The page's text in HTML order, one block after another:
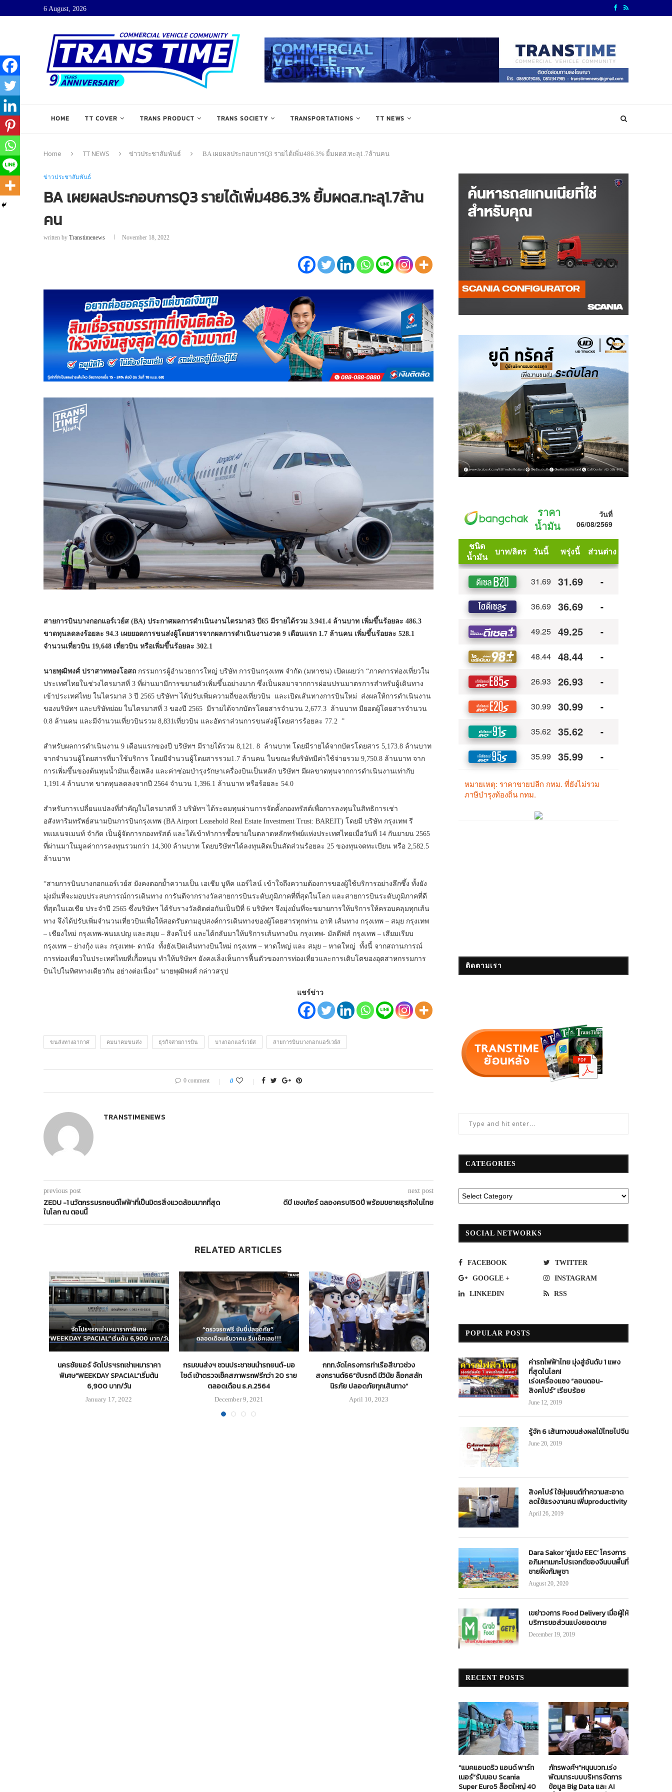
6 August, 2026
HOME TT COVER TRANS PRODUCT TRANS SOCIETY TRANSPORTATIONS TT NEWS
Home TT NEWS ข่าวประชาสัมพันธ์ BA เผยผลประกอบการQ3 รายได้เพิ่ม486.3% ยิ้มผดส.ทะลุ1.7ล้านคน
ข่าวประชาสัมพันธ์
BA เผยผลประกอบการQ3 รายได้เพิ่ม486.3% ยิ้มผดส.ทะลุ1.7ล้าน
คน
written by Transtimenews November 18, 2022
สายการบินบางกอกแอร์เวย์ส (BA) ประกาศผลการดำเนินงานไตรมาส3 ปี65 มีรายได้รวม 3.941.4 ล้านบาท เพิ่มขึ้นร้อยละ 486.3
ขาดทุนลดลงร้อยละ 94.3 เผยยอดการขนส่งผู้โดยสารจากผลการดำเนินงานงวด 9 เดือนแรก 1.7 ล้านคน เพิ่มขึ้นร้อยละ 528.1
จำนวนเที่ยวบิน 19,648 เที่ยวบิน หรือเพิ่มขึ้นร้อยละ 302.1
นายพุฒิพงศ์ ปราสาททองโอสถ กรรมการผู้อำนวยการใหญ่ บริษัท การบินกรุงเทพ จำกัด (มหาชน) เปิดเผยว่า “ภาคการท่องเที่ยวใน
ประเทศไทยในช่วงไตรมาสที่ 3 ที่ผ่านมามีการขยายตัวเพิ่มขึ้นอย่างมาก ซึ่งเป็นผลมาจากการผ่อนปรนมาตรการสำหรับผู้เดินทาง
เข้าประเทศไทย ในไตรมาส 3 ปี 2565 บริษัทฯ ได้ปรับเพิ่มความถี่ของเที่ยวบิน และเปิดเส้นทางการบินใหม่ ส่งผลให้การดำเนินงาน
ของบริษัทฯ และบริษัทย่อย ในไตรมาสที่ 3 ของปี 2565 มีรายได้จากบัตรโดยสารจำนวน 2,677.3 ล้านบาท มียอดผู้โดยสารจำนวน
0.8 ล้านคน และมีจำนวนเที่ยวบินรวม 8,831เที่ยวบิน และอัตราส่วนการขนส่งผู้โดยสารร้อยละ 77.2 ”
สำหรับผลการดำเนินงาน 9 เดือนแรกของปี บริษัทฯ มีรายได้รวม 8,121. 8 ล้านบาท โดยมีรายได้จากบัตรโดยสาร 5,173.8 ล้านบาท
จากจำนวนผู้โดยสารที่มาใช้บริการ โดยมีจำนวนผู้โดยสารรวม1.7 ล้านคน ในขณะที่บริษัทมีค่าใช้จ่ายรวม 9,750.8 ล้านบาท จาก
การเพิ่มขึ้นของต้นทุนน้ำมันเชื้อเพลิง และค่าซ่อมบำรุงรักษาเครื่องบินเป็นหลัก บริษัทฯ มีผลขาดทุนจากการดำเนินงานเท่ากับ
1,191.4 ล้านบาท ขาดทุนลดลงจากปี 2564 จำนวน 1,396.1 ล้านบาท หรือร้อยละ 54.0
สำหรับการเปลี่ยนแปลงที่สำคัญในไตรมาสที่ 3 บริษัทฯ ได้ระดมทุนผ่านการจัดตั้งกองทรัสต์เพื่อการลงทุนในสิทธิการเช่า
อสังหาริมทรัพย์สนามบินการบินกรุงเทพ (BA Airport Leasehold Real Estate Investment Trust: BAREIT) โดยมี บริษัท กรุงเทพ รี
ทแมเนจเมนท์ จำกัด เป็นผู้จัดการกองทรัสต์ และได้เข้าทำการซื้อขายในตลาดหลักทรัพย์แห่งประเทศไทยเมื่อวันที่ 14 กันยายน 2565
ที่ผ่านมาในมูลค่าการลงทุนรวมกว่า 14,300 ล้านบาท โดยบริษัทฯได้ลงทุนคิดเป็นสัดส่วนร้อยละ 25 ของทุนจดทะเบียน หรือ 2,582.5
ล้านบาท
“สายการบินบางกอกแอร์เวย์ส ยังคงตอกย้ำความเป็น เอเชีย บูทีค แอร์ไลน์ เข้าใจถึงความต้องการของผู้ใช้บริการอย่างลึกซึ้ง ทั้งยัง
มุ่งมั่นที่จะมอบประสบการณ์การเดินทาง การันตีจากรางวัลสายการบินระดับภูมิภาคที่ที่สุดในโลก และสายการบินระดับภูมิภาคที่ดี
ที่สุดในเอเชีย ประจำปี 2565 ซึ่งบริษัทฯ ได้รับรางวัลติดต่อกันเป็นปีที่ 6 บริษัทฯ จึงมุ่งมั่นที่จะขยายการให้บริการให้ครอบคลุมทุกเส้น
ทาง จึงได้ปรับเพิ่มจำนวนเที่ยวบินเพื่อให้สอดรับตามอุปสงค์การเดินทางของผู้โดยสารทุกท่าน อาทิ เส้นทาง กรุงเทพ – สมุย กรุงเทพ
– เชียงใหม่ กรุงเทพ-พนมเปญ และสมุย – สิงคโปร์ และได้กลับมาให้บริการเส้นทางบิน กรุงเทพ- มัลดีฟส์ กรุงเทพ – เสียมเรียบ
กรุงเทพ – ย่างกุ้ง และ กรุงเทพ- ดานัง ทั้งยังเปิดเส้นทางบินใหม่ กรุงเทพ – หาดใหญ่ และ สมุย – หาดใหญ่ ทั้งนี้ จากสถานการณ์
การท่องเที่ยวในประเทศไทยที่เกื้อหนุน ทำให้บริษัทฯ ยังคงเล็งเห็นการฟื้นตัวของการท่องเที่ยวและการเติบโตของอุตสาหกรรมการ
บินไปในทิศทางเดียวกัน อย่างต่อเนื่อง” นายพุฒิพงศ์ กล่าวสรุป
แชร์ข่าว
ขนส่งทางอากาศ คมนาคมขนส่ง ธุรกิจสายการบิน บางกอกแอร์เวย์ส สายการบินบางกอกแอร์เวย์ส
0 comment 0
TRANSTIMENEWS
previous post
ZEDU -1 นวัตกรรมรถยนต์ไฟฟ้าที่เป็นมิตรสิ่งแวดล้อมมากที่สุด
ในโลก ณ ตอนนี้
next post
ดีบี เชงเก้อร์ ฉลองครบ150ปี พร้อมขยายธุรกิจในไทย
RELATED ARTICLES
นครชัยแอร์ จัดโปรฯรถเช่าเหมาราคา
พิเศษ“WEEKDAY SPACIAL”เริ่มต้น
6,900 บาท/วัน
January 17, 2022
กรมขนส่งฯ ชวนประชาชนนำรถยนต์-มอ
ไซด์ เข้าตรวจเช็คสภาพรถฟรีกว่า 20 ราย
ตลอดเดือน ธ.ค.2564
December 9, 2021
กทท.จัดโครงการท่าเรือสีขาวช่วง
สงกรานต์66“ขับรถดี มีวินัย ล็อกสลัก
นิรภัย ปลอดภัยทุกเส้นทาง”
April 10, 2023
BUS & TRUCK ’21 ช่วยกระตุ้นเศรษฐกิจ
ฝ่าวิกฤตโควิด-19
February 3, 2021
เฟดเอ็กซ์ ประกาศแต่งตั้ง “เทียน หล
ติดตามเรา
CATEGORIES
SOCIAL NETWORKS
FACEBOOK TWITTER
GOOGLE + INSTAGRAM
LINKEDIN RSS
POPULAR POSTS
ค่ารถไฟฟ้าไทย มุ่งสู่อันดับ 1 แพง
ที่สุดในโลก!
เร่งเครื่องแซง “ลอนดอน-
สิงคโปร์” เรียบร้อย
June 12, 2019
รู้จัก 6 เส้นทางขนส่งผลไม้ไทยไปจีน
June 20, 2019
สิงคโปร์ ใช้หุ่นยนต์ทำความสะอาด
ลดใช้แรงงานคน เพิ่มproductivity
April 26, 2019
Dara Sakor ‘คู่แข่ง EEC’ โครงการ
อภิมหาเมกะโปรเจกต์ของจีนบนพื้นที่
ชายฝั่งกัมพูชา
August 20, 2020
เขย่าวงการ Food Delivery เมื่อผู้ให้
บริการขอส่วนแบ่งยอดขาย
December 19, 2019
RECENT POSTS
“แมคแอนดริว แอนด์ พาร์ท
เนอร์”รับมอบ Scania
Super Euro5 ล็อตใหญ่ 40
ภัทรพงศ์ฯ”หนุนบวท.เร่ง
พัฒนาระบบบริหารจัดการ
ข้อมูล Big Data และ AI